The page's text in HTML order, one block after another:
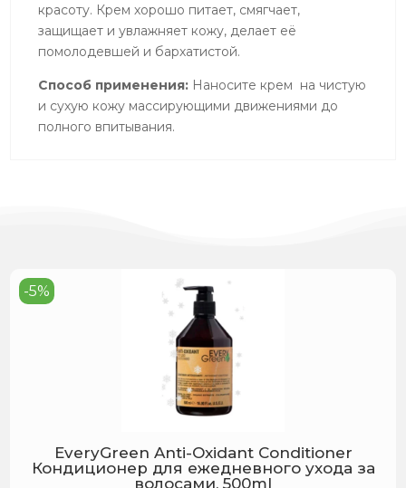
красоту. Крем хорошо питает, смягчает,
защищает и увлажняет кожу, делает её
помолодевшей и бархатистой.
Способ применения: Наносите крем на чистую
и сухую кожу массирующими движениями до
полного впитывания.
-5%
EveryGreen Anti-Oxidant Conditioner
Кондиционер для ежедневного ухода за
волосами, 500ml